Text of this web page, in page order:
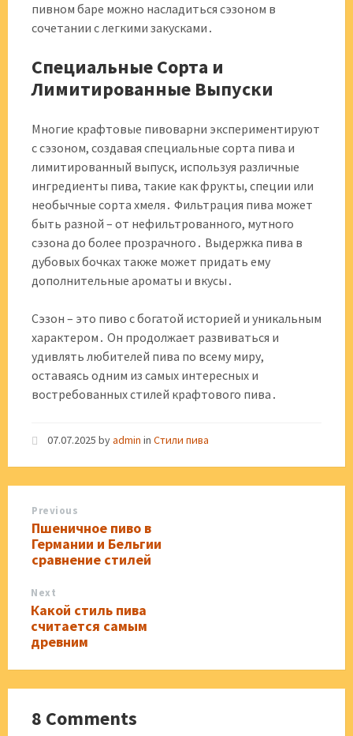
пивном баре можно насладиться сэзоном в
сочетании с легкими закусками․
Специальные Сорта и
Лимитированные Выпуски
Многие крафтовые пивоварни экспериментируют
с сэзоном, создавая специальные сорта пива и
лимитированный выпуск, используя различные
ингредиенты пива, такие как фрукты, специи или
необычные сорта хмеля․ Фильтрация пива может
быть разной – от нефильтрованного, мутного
сэзона до более прозрачного․ Выдержка пива в
дубовых бочках также может придать ему
дополнительные ароматы и вкусы․
Сэзон – это пиво с богатой историей и уникальным
характером․ Он продолжает развиваться и
удивлять любителей пива по всему миру,
оставаясь одним из самых интересных и
востребованных стилей крафтового пива․
07.07.2025 byadmin in Стили пива
Previous
Пшеничное пиво в
Германии и Бельгии
сравнение стилей
Next
Какой стиль пива
считается самым
древним
8 Comments